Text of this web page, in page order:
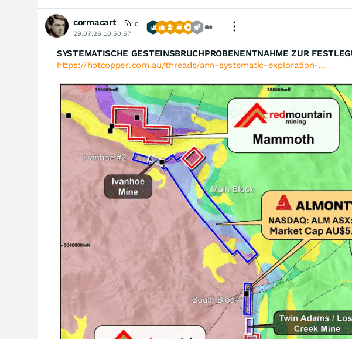
cormacart
0
29.07.26 10:50:57
SYSTEMATISCHE GESTEINSBRUCHPROBENENTNAHME ZUR
https://hotcopper.com.au/threads/ann-systematic-exploration-…